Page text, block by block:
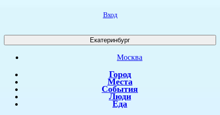
Вход
Екатеринбург
Москва
Город
Места
События
Люди
Еда